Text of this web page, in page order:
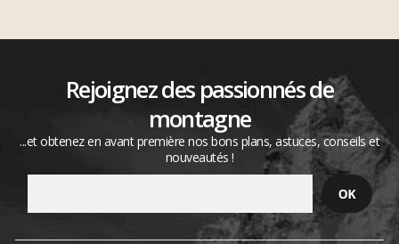
Rejoignez des passionnés de
montagne
...et obtenez en avant première nos bons plans, astuces, conseils et
nouveautés !